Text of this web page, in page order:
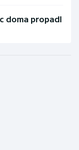
doma propadl